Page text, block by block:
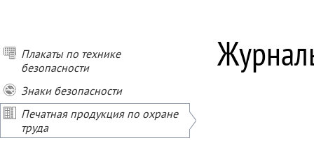
Плакаты по технике
безопасности
Знаки безопасности
Печатная продукция по охране
труда